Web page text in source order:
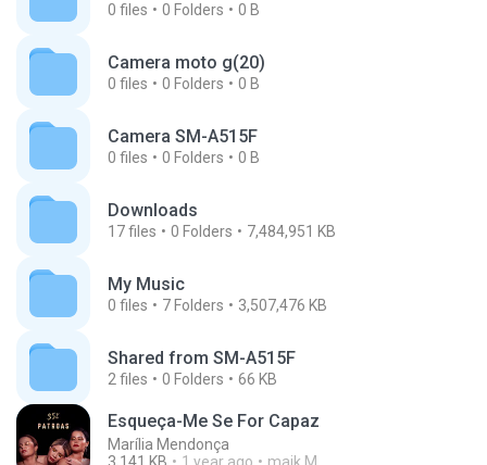
0 files 0 Folders 0 B
Camera moto g(20)
0 files 0 Folders 0 B
Camera SM-A515F
0 files 0 Folders 0 B
Downloads
17files 0 Folders 7,484,951 KB
My Music
0 files 7 Folders 3,507,476 KB
Shared from SM-A515F
2 files 0 Folders 66 KB
Esqueça-Me Se For Capaz
Marília Mendonça